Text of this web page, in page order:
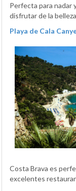
Perfecta para nadar
disfrutar de la
Playa de Cala
Costa Brava es
excelentes